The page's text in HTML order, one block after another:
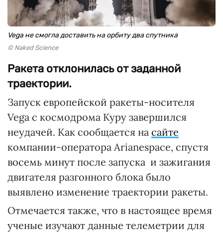
Vega не смогла доставить на орбиту два спутника
© Naked Science
Ракета отклонилась от заданной
траектории.
Запуск европейской ракеты-носителя
Vega с космодрома Куру завершился
неудачей. Как сообщается на сайте
компании-оператора Arianespace, спустя
восемь минут после запуска и зажигания
двигателя разгонного блока было
выявлено изменение траектории ракеты.
Отмечается также, что в настоящее время
ученые изучают данные телеметрии для